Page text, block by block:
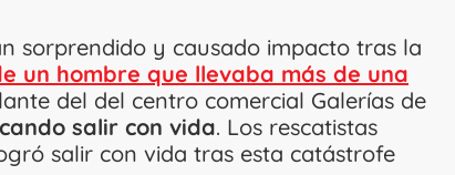
sorprendido y causado impacto tras la
un hombre que llevaba más de una
del del centro comercial Galerías de
salir con vida. Los rescatistas
salir con vida tras esta catástrofe